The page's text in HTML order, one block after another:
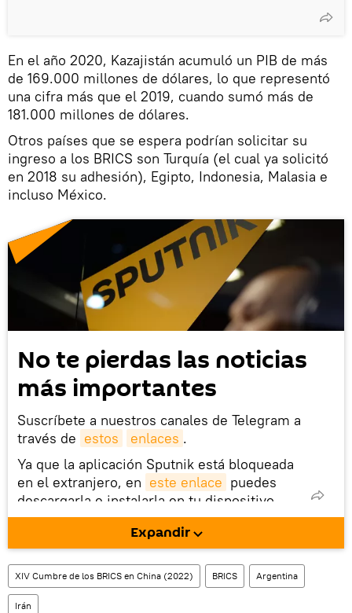
En el año 2020, Kazajistán acumuló un PIB de más
de 169.000 millones de dólares, lo que representó
una cifra más que el 2019, cuando sumó más de
181.000 millones de dólares.
Otros países que se espera podrían solicitar su
ingreso a los BRICS son Turquía (el cual ya solicitó
en 2018 su adhesión), Egipto, Indonesia, Malasia e
incluso México.
No te pierdas las noticias
más importantes
Suscríbete a nuestros canales de Telegram a
través de estos enlaces .
Ya que la aplicación Sputnik está bloqueada
en el extranjero, en este enlace puedes
descargarla e instalarla en tu dispositivo
móvil (¡solo para Android!).
También tenemos una cuenta en la red
social rusa VK .
Expandir
XIV Cumbre de los BRICS en China (2022) BRICS Argentina
Irán